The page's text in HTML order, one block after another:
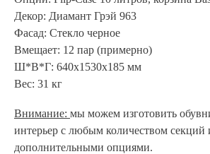
Декор: Диамант Грэй 963
Фасад: Стекло черное
Вмещает: 12 пар (примерно)
Ш*В*Г: 640х1530х185 мм
Вес: 31 кг
Внимание: мы можем изготовить
интерьер с любым количеством секций
дополнительными опциями.